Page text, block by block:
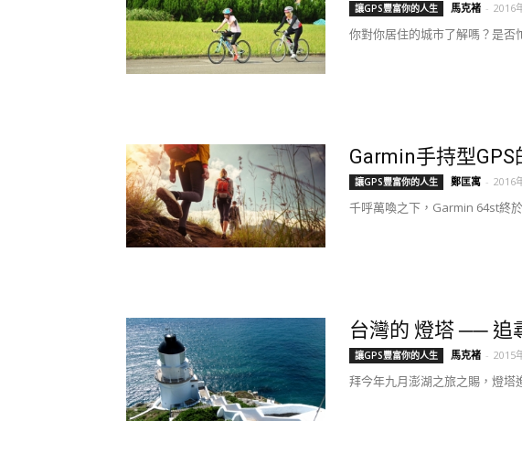
讓GPS豐富你的人生 馬克褚 - 2016
你對你居住的城市了解嗎？是否
Garmin手持型GPS
讓GPS豐富你的人生 鄭匡寓 - 2016
千呼萬喚之下，Garmin 64st終
台灣的 燈塔 ── 追
讓GPS豐富你的人生 馬克褚 - 2015
拜今年九月澎湖之旅之賜，燈塔